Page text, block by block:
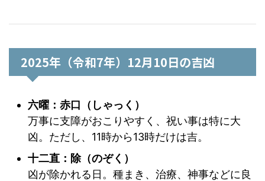
2025年（令和7年）12月10日の吉凶
六曜：赤口（しゃっく）
万事に支障がおこりやすく、祝い事は特に大
凶。ただし、11時から13時だけは吉。
十二直：除（のぞく）
凶が除かれる日。種まき、治療、神事などに良